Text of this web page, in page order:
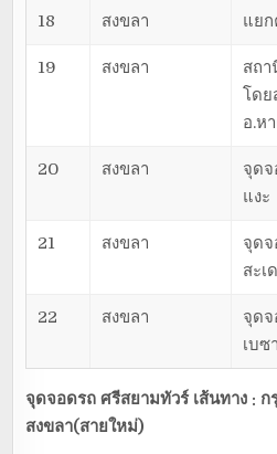
18 สงขลา แย
19 สงขลา
สถา
โดย
อ.ห
20 สงขลา
จุด
แงะ
21 สงขลา
จุด
สะเ
22 สงขลา
จุดจ
เบซ
จุดจอดรถ ศรีสยามทัวร์ เส้นทาง :
สงขลา(สายใหม่)